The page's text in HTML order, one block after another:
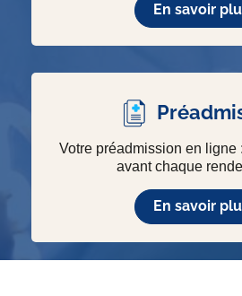
En savoir
Votre préadmission en ligne
avant chaque
En savoir